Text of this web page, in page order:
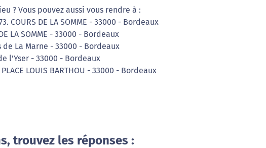
? Vous pouvez aussi vous rendre à :
COURS DE LA SOMME - 33000 - Bordeaux
LA SOMME - 33000 - Bordeaux
de La Marne - 33000 - Bordeaux
l'Yser - 33000 - Bordeaux
LOUIS BARTHOU - 33000 - Bordeaux
trouvez les réponses :